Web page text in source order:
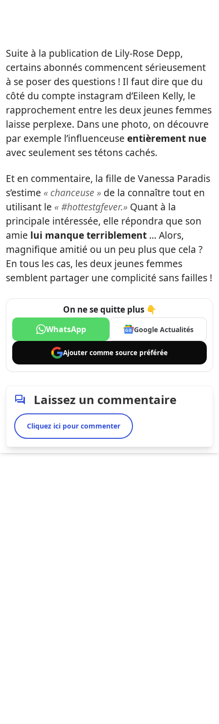
Suite à la publication de Lily-Rose Depp,
certains abonnés commencent sérieusement
à se poser des questions ! Il faut dire que du
côté du compte instagram d’Eileen Kelly, le
rapprochement entre les deux jeunes femmes
laisse perplexe. Dans une photo, on découvre
par exemple l’influenceuse entièrement nue
avec seulement ses tétons cachés.
Et en commentaire, la fille de Vanessa Paradis
s’estime « chanceuse » de la connaître tout en
utilisant le « #hottestgfever.» Quant à la
principale intéressée, elle répondra que son
amie lui manque terriblement … Alors,
magnifique amitié ou un peu plus que cela ?
En tous les cas, les deux jeunes femmes
semblent partager une complicité sans failles !
On ne se quitte plus 👇
WhatsApp Google Actualités
Ajouter comme source préférée
Laissez un commentaire
Cliquez ici pour commenter